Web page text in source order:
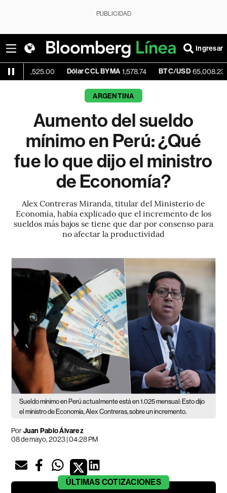
PUBLICIDAD
Ingresar
Dólar CCL BYMA 1,578.74 BTC/USD 65,008.23 +0.11%
ARGENTINA
Aumento del sueldo
mínimo en Perú: ¿Qué
fue lo que dijo el ministro
de Economía?
Alex Contreras Miranda, titular del Ministerio de
Economía, había explicado que el incremento de los
sueldos más bajos se tiene que dar por consenso para
no afectar la productividad
Sueldo mínimo en Perú actualmente está en 1.025 mensual: Esto dijo
el ministro de Economía, Alex Contreras, sobre un incremento.
PorJuan Pablo Álvarez
08 de mayo, 2023 | 04:28 PM
ÚLTIMAS COTIZACIONES